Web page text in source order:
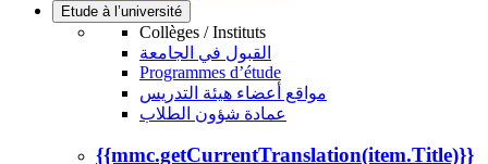
Etude à l’université
Collèges / Instituts
القبول في الجامعة
Programmes d’étude
مواقع أعضاء هيئة التدريس
عمادة شؤون الطلاب
{{mmc.getCurrentTranslation(item.Title)}}